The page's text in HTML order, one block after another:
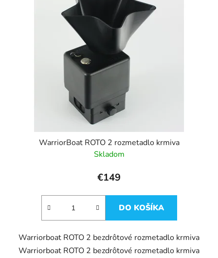
WarriorBoat ROTO 2 rozmetadlo krmiva
Skladom
€149
DO KOŠÍKA
Warriorboat ROTO 2 bezdrôtové rozmetadlo krmiva
Warriorboat ROTO 2 bezdrôtové rozmetadlo krmiva